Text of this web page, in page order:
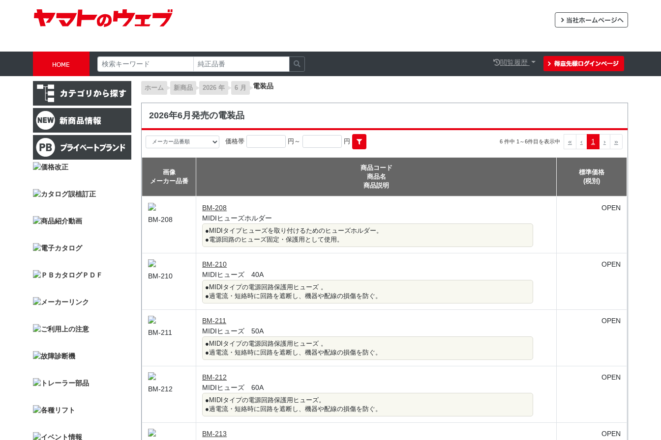
閲覧履歴
ホーム 新商品 2026 年 6 月 電装品
2026年6月発売の電装品
価格帯 円～ 円 6 件中 1～6件目を表示中 « ‹ 1 › »
画像
メーカー品番
商品コード
商品名
商品説明
標準価格
(税別)
BM-208
BM-208
MIDIヒューズホルダー
●MIDIタイプヒューズを取り付けるためのヒューズホルダー。
●電源回路のヒューズ固定・保護用として使用。
OPEN
BM-210
BM-210
MIDIヒューズ 40A
●MIDIタイプの電源回路保護用ヒューズ 。
●過電流・短絡時に回路を遮断し、機器や配線の損傷を防ぐ。
OPEN
BM-211
BM-211
MIDIヒューズ 50A
●MIDIタイプの電源回路保護用ヒューズ 。
●過電流・短絡時に回路を遮断し、機器や配線の損傷を防ぐ。
OPEN
BM-212
BM-212
MIDIヒューズ 60A
●MIDIタイプの電源回路保護用ヒューズ。
●過電流・短絡時に回路を遮断し、機器や配線の損傷を防ぐ。
OPEN
BM-213 OPEN